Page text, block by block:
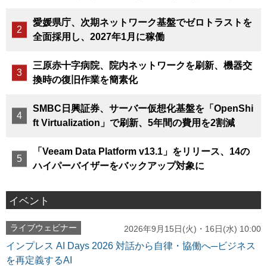
愛媛県庁、次期ネットワーク基盤でゼロトラストを
全面採用し、2027年1月に稼働
三原赤十字病院、院内ネットワークを刷新、機器交
換時の復旧作業を簡素化
SMBC日興証券、サーバー仮想化基盤を「OpenShi
ft Virtualization」で刷新、5年間の費用を2割減
「Veeam Data Platform v13.1」をリリース、14の
ハイパーバイザーをバックアップ対象に
イベント
ライブウェビナー 2026年9月15日(火)・16日(水) 10:00
インプレス AI Days 2026 対話から自律・協働へ─ビジネス
を再定義するAI